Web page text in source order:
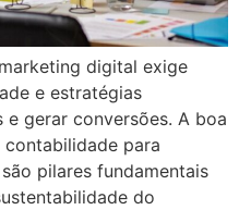
digital exige
e estratégias
gerar conversões. A boa
para
pilares fundamentais
do